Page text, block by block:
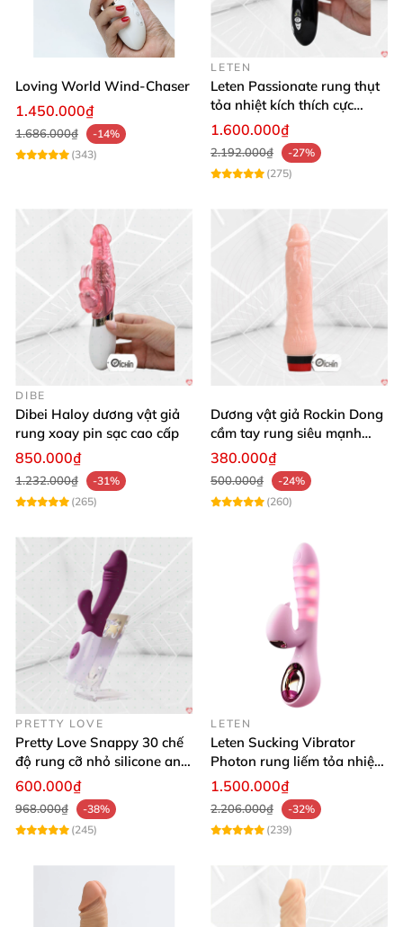
Loving World Wind-Chaser
1.450.000₫
1.686.000₫
-14%
(343)
LETEN
Leten Passionate rung thụt
tỏa nhiệt kích thích cực
mạnh
1.600.000₫
2.192.000₫
-27%
(275)
DIBE
Dibei Haloy dương vật giả
rung xoay pin sạc cao cấp
850.000₫
1.232.000₫
-31%
(265)
Dương vật giả Rockin Dong
cầm tay rung siêu mạnh
silicon y tế cao cấp
380.000₫
500.000₫
-24%
(260)
PRETTY LOVE
Pretty Love Snappy 30 chế
độ rung cỡ nhỏ silicone an
toàn pin AAA dễ dùng
600.000₫
968.000₫
-38%
(245)
LETEN
Leten Sucking Vibrator
Photon rung liếm tỏa nhiệt
pin sạc cao cấp
1.500.000₫
2.206.000₫
-32%
(239)